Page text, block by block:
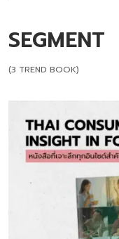
SEGMENT
(3 TREND BOOK)